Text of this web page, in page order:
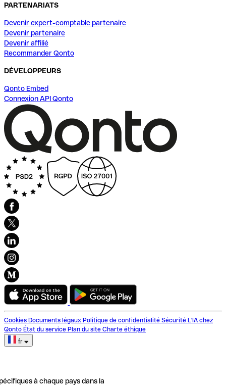
PARTENARIATS
Devenir expert-comptable partenaire
Devenir partenaire
Devenir affilié
Recommander Qonto
DÉVELOPPEURS
Qonto Embed
Connexion API Qonto
Cookies Documents légaux Politique de confidentialité Sécurité L'IA chez
Qonto État du service Plan du site Charte éthique
fr
à chaque pays dans la